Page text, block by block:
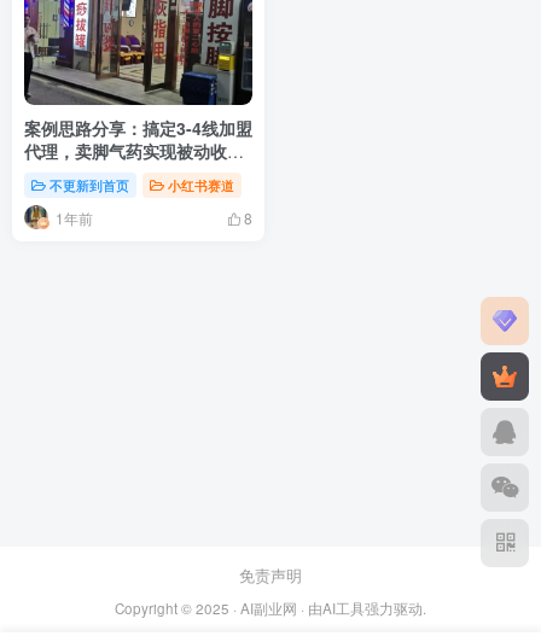
案例思路分享：搞定3-4线加盟
代理，卖脚气药实现被动收入
每月纯利润5W+
不更新到首页 小红书赛道
1年前 8
免责声明
Copyright © 2025 · AI副业网 · 由AI工具强力驱动.